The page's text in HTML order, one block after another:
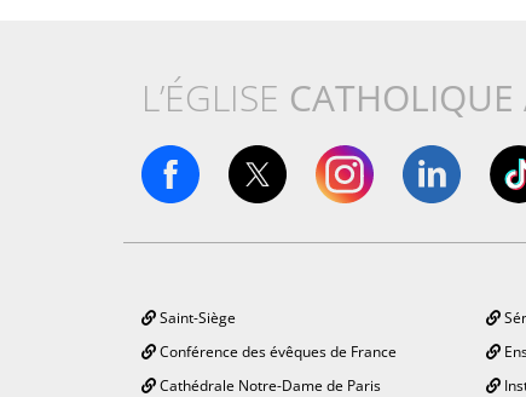
L’ÉGLISE CATHOLIQUE
Saint-Siège
Conférence des évêques de France
Cathédrale Notre-Dame de Paris